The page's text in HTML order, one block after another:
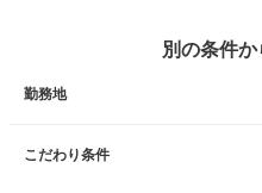
別の条件
勤務地
こだわり条件